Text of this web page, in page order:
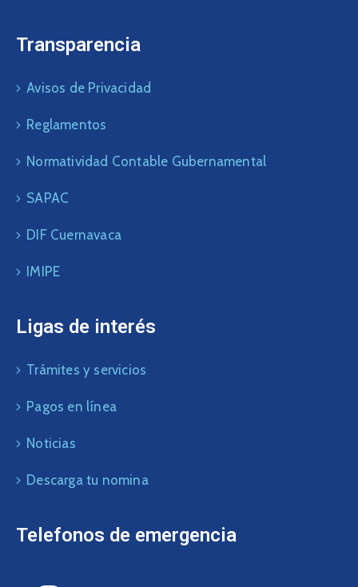
Transparencia
Avisos de Privacidad
Reglamentos
Normatividad Contable Gubernamental
SAPAC
DIF Cuernavaca
IMIPE
Ligas de interés
Trámites y servicios
Pagos en línea
Noticias
Descarga tu nomina
Telefonos de emergencia